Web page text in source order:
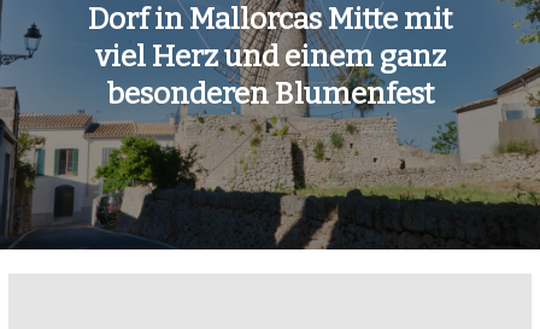
Dorf in Mallorcas Mitte mit
viel Herz und einem ganz
besonderen Blumenfest